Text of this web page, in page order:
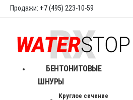
Продажи: +7 (495) 223-10-59
БЕНТОНИТОВЫЕ
ШНУРЫ
Круглое сечение